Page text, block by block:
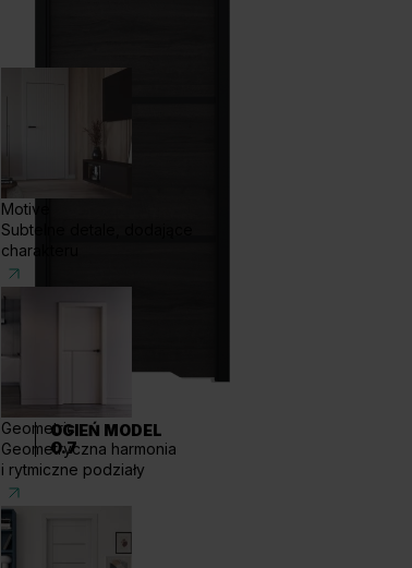
Motive
Subtelne detale, dodające
charakteru
Geometric
Geometryczna harmonia
i rytmiczne podziały
OGIEŃ MODEL
O.7